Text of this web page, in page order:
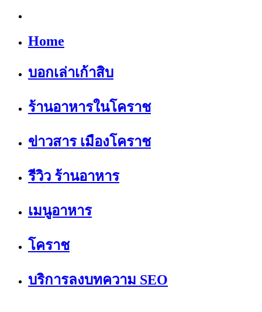
Home
บอกเล่าเก้าสิบ
ร้านอาหารในโคราช
ข่าวสาร เมืองโคราช
รีวิว ร้านอาหาร
เมนูอาหาร
โคราช
บริการลงบทความ SEO